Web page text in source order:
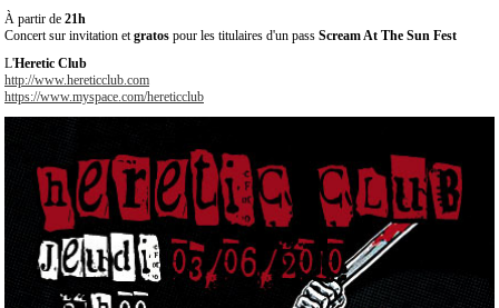
Contact
À
propos
À partir de 21h
Concert sur invitation etgratos pour les titulaires d'un pass Scream At The Sun Fest
L'Heretic Club
http://www.hereticclub.com
https://www.myspace.com/hereticclub